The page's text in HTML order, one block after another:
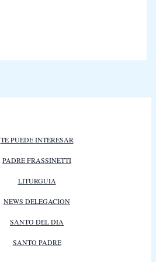
TE PUEDE INTERESAR
PADRE FRASSINETTI
LITURGUIA
NEWS DELEGACION
SANTO DEL DIA
SANTO PADRE